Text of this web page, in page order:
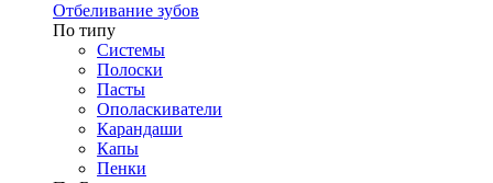
Отбеливание зубов
По типу
Системы
Полоски
Пасты
Ополаскиватели
Карандаши
Капы
Пенки